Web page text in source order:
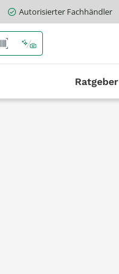
Autorisierter Fachhändler
Ratgeber